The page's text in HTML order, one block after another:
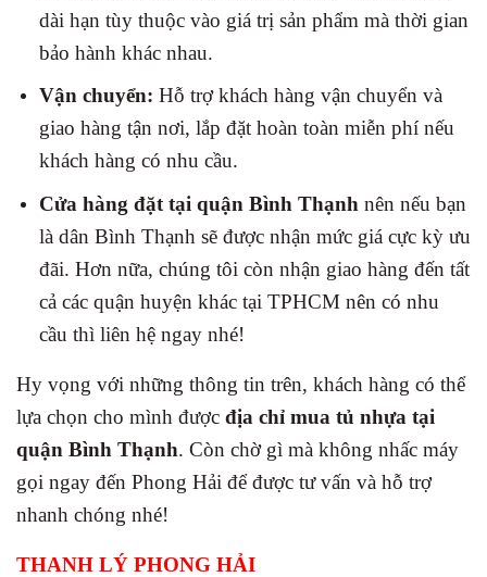
dài hạn tùy thuộc vào giá trị sản phẩm mà thời gian
bảo hành khác nhau.
Vận chuyển: Hỗ trợ khách hàng vận chuyển và
giao hàng tận nơi, lắp đặt hoàn toàn miễn phí nếu
khách hàng có nhu cầu.
Cửa hàng đặt tại quận Bình Thạnh nên nếu bạn
là dân Bình Thạnh sẽ được nhận mức giá cực kỳ ưu
đãi. Hơn nữa, chúng tôi còn nhận giao hàng đến tất
cả các quận huyện khác tại TPHCM nên có nhu
cầu thì liên hệ ngay nhé!
Hy vọng với những thông tin trên, khách hàng có thể
lựa chọn cho mình được địa chỉ mua tủ nhựa tại
quận Bình Thạnh. Còn chờ gì mà không nhấc máy
gọi ngay đến Phong Hải để được tư vấn và hỗ trợ
nhanh chóng nhé!
THANH LÝ PHONG HẢI